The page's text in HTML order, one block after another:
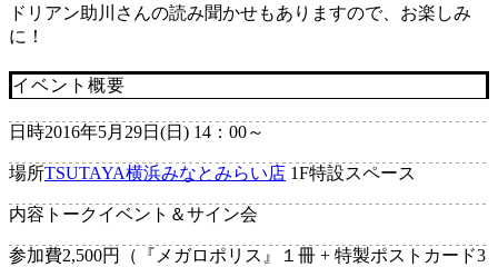
ドリアン助川さんの読み聞かせもありますので、お楽しみ
に！
イベント概要
日時2016年5月29日(日) 14：00～
場所TSUTAYA横浜みなとみらい店 1F特設スペース
内容 トークイベント＆サイン会
参加費2,500円（『メガロポリス』１冊 + 特製ポストカード3